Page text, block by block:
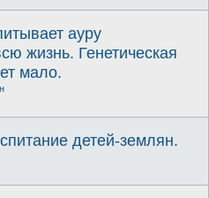
ауру
жизнь. Генетическая
мало.
детей-землян.